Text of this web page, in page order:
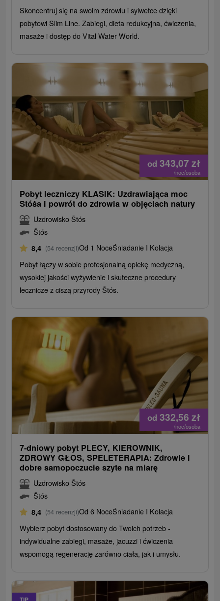
Skoncentruj się na swoim zdrowiu i sylwetce dzięki
pobytowi Slim Line. Zabiegi, dieta redukcyjna, ćwiczenia,
masaże i dostęp do Vital Water World.
od 343,07 zł
/noc/osoba
Pobyt leczniczy KLASIK: Uzdrawiająca moc
Stóša i powrót do zdrowia w objęciach natury
Uzdrowisko Štós
Štós
8,4 (54 recenzji)Od 1 NoceŚniadanie I Kolacja
Pobyt łączy w sobie profesjonalną opiekę medyczną,
wysokiej jakości wyżywienie i skuteczne procedury
lecznicze z ciszą przyrody Štós.
od 332,56 zł
/noc/osoba
7-dniowy pobyt PLECY, KIEROWNIK,
ZDROWY GŁOS, SPELETERAPIA: Zdrowie i
dobre samopoczucie szyte na miarę
Uzdrowisko Štós
Štós
8,4 (54 recenzji)Od 6 NoceŚniadanie I Kolacja
Wybierz pobyt dostosowany do Twoich potrzeb -
indywidualne zabiegi, masaże, jacuzzi i ćwiczenia
wspomogą regenerację zarówno ciała, jak i umysłu.